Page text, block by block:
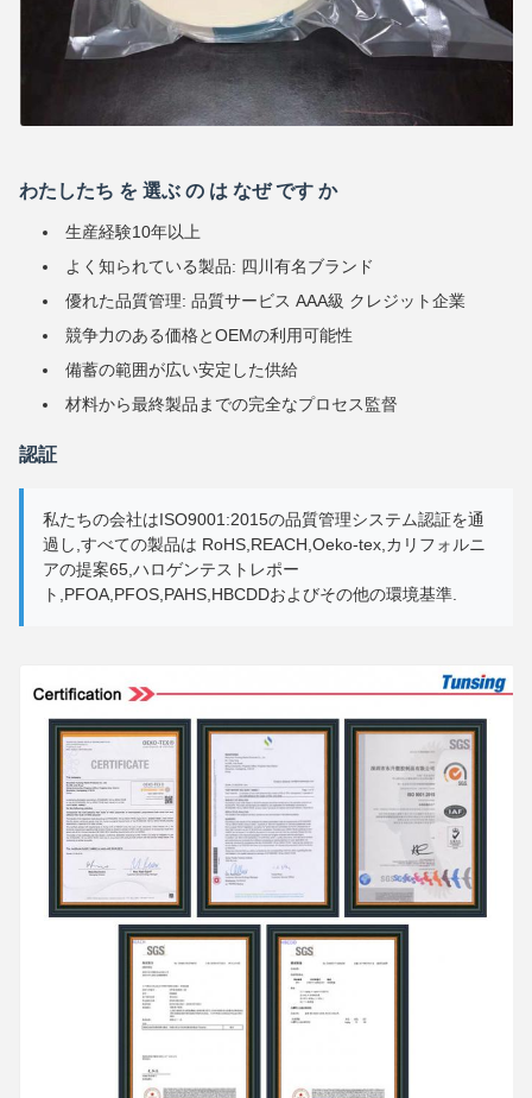
わたしたち を 選ぶ の は なぜ です か
生産経験10年以上
よく知られている製品: 四川有名ブランド
優れた品質管理: 品質サービス AAA級 クレジット企業
競争力のある価格とOEMの利用可能性
備蓄の範囲が広い安定した供給
材料から最終製品までの完全なプロセス監督
認証
私たちの会社はISO9001:2015の品質管理システム認証を通
過し,すべての製品は RoHS,REACH,Oeko-tex,カリフォルニ
アの提案65,ハロゲンテストレポー
ト,PFOA,PFOS,PAHS,HBCDDおよびその他の環境基準.